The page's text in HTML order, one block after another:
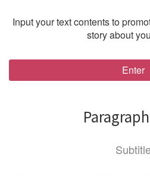
Input your text contents to
story about
Enter